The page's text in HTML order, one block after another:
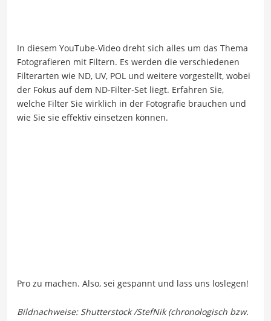
In diesem YouTube-Video dreht sich alles um das Thema
Fotografieren mit Filtern. Es werden die verschiedenen
Filterarten wie ND, UV, POL und weitere vorgestellt, wobei
der Fokus auf dem ND-Filter-Set liegt. Erfahren Sie,
welche Filter Sie wirklich in der Fotografie brauchen und
wie Sie sie effektiv einsetzen können.
Pro zu machen. Also, sei gespannt und lass uns loslegen!